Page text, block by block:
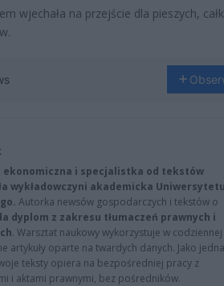
wjechała na przejście dla pieszych,
ekonomiczna i specjalistka od tekstów
wykładowczyni akademicka
Autorka newsów gospodarczych i tekstów o
dyplom z zakresu tłumaczeń prawnych i
. Warsztat naukowy wykorzystuje w codziennej
artykuły oparte na twardych danych. Jako
teksty opiera na bezpośredniej pracy z
i aktami prawnymi, bez pośredników.